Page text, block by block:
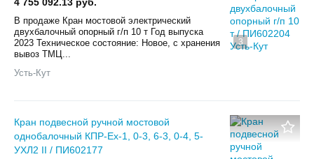
3
В продаже Кран мостовой электрический
двухбалочный опорный г/п 10 т Год выпуска
2023 Техническое состояние: Новое, с хранения
вывоз ТМЦ...
Усть-Кут
Кран подвесной ручной мостовой
однобалочный КПР-Ex-1, 0-3, 6-3, 0-4, 5-
УХЛ2 II / ПИ602177